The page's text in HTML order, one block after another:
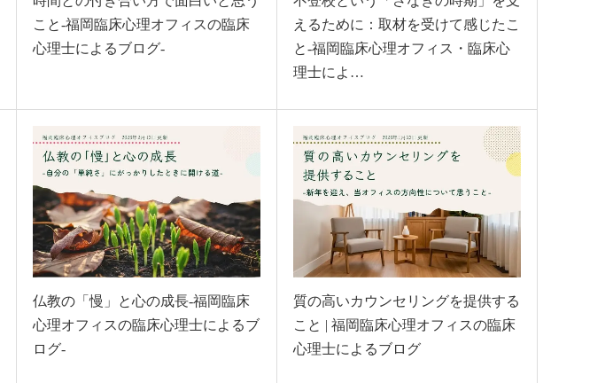
こと-福岡臨床心理オフィスの臨床
心理士によるブログ-
えるために：取材を受けて感じたこ
と-福岡臨床心理オフィス・臨床心
理士によ…
仏教の「慢」と心の成長-福岡臨床
心理オフィスの臨床心理士によるブ
ログ-
質の高いカウンセリングを提供する
こと | 福岡臨床心理オフィスの臨床
心理士によるブログ